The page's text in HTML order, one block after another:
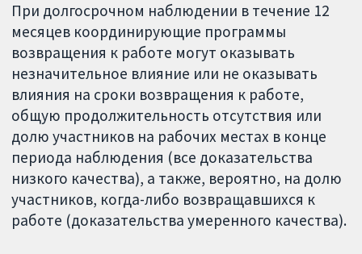
При долгосрочном наблюдении в течение 12
месяцев координирующие программы
возвращения к работе могут оказывать
незначительное влияние или не оказывать
влияния на сроки возвращения к работе,
общую продолжительность отсутствия или
долю участников на рабочих местах в конце
периода наблюдения (все доказательства
низкого качества), а также, вероятно, на долю
участников, когда-либо возвращавшихся к
работе (доказательства умеренного качества).